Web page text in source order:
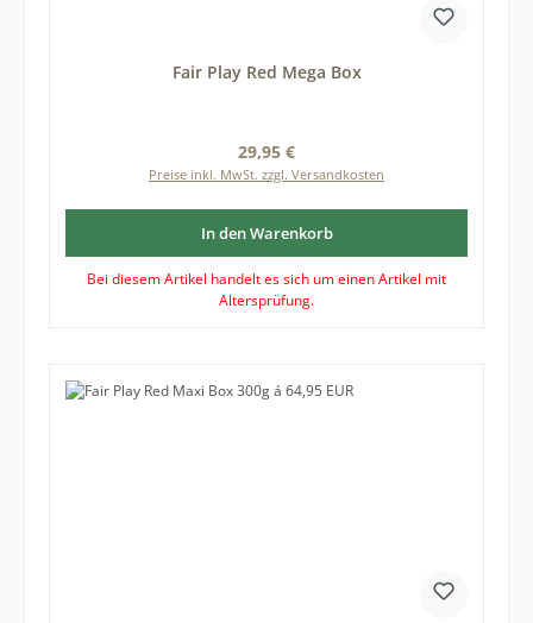
Fair Play Red Mega Box
Regulärer Preis:
29,95 €
Preise inkl. MwSt. zzgl. Versandkosten
In den Warenkorb
Bei diesem Artikel handelt es sich um einen Artikel mit
Altersprüfung.